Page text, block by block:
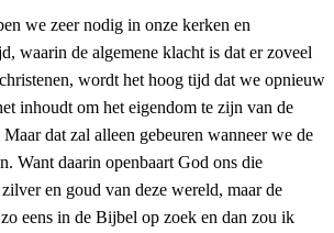
we zeer nodig in onze kerken en
waarin de algemene klacht is dat er zoveel
wordt het hoog tijd dat we opnieuw
inhoudt om het eigendom te zijn van de
dat zal alleen gebeuren wanneer we de
Want daarin openbaart God ons die
en goud van deze wereld, maar de
eens in de Bijbel op zoek en dan zou ik